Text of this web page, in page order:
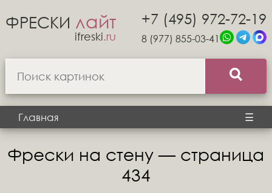
ФРЕСКИ лайт
ifreski.ru
+7 (495) 972-72-19
8 (977) 855-03-41
Главная ☰
Фрески на стену — страница
434